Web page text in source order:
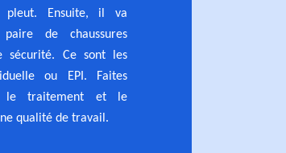
pleut. Ensuite, il va
de chaussures
sécurité. Ce sont les
ou EPI. Faites
le traitement et le
qualité de travail.